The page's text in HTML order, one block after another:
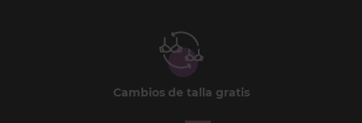
Cambios de talla gratis